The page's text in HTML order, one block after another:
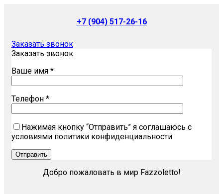
+7 (904) 517-26-16
Заказать звонок
Заказать звонок
Ваше имя *
Телефон *
Нажимая кнопку “Отправить” я соглашаюсь с
условиями политики конфиденциальности
Добро пожаловать в мир Fazzoletto!